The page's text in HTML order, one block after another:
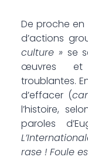
De proche en
d’actions
culture » se
œuvres et
troublantes.
d’effacer (
l’histoire,
paroles
rase ! Foule